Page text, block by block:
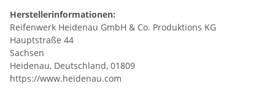
Herstellerinformationen:
Reifenwerk Heidenau GmbH & Co. Produktions KG
Hauptstraße 44
Sachsen
Heidenau, Deutschland, 01809
https://www.heidenau.com